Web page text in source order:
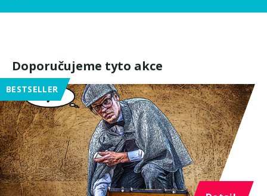
Doporučujeme tyto akce
BESTSELLER